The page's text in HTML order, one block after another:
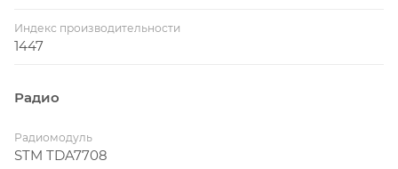
Индекс производительности
1447
Радио
Радиомодуль
STM TDA7708